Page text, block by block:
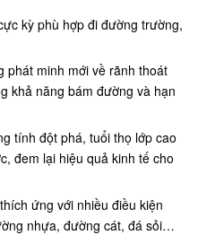
kỳ phù hợp đi đường trường,
phát minh mới về rãnh thoát
khả năng bám đường và hạn
tính đột phá, tuổi thọ lớp cao
đem lại hiệu quả kinh tế cho
ứng với nhiều điều kiện
nhựa, đường cát, đá sỏi…